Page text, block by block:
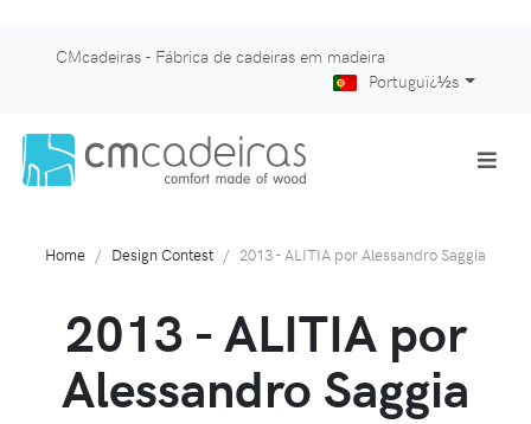
CMcadeiras - Fábrica de cadeiras em madeira
Portuguï¿½s
Home Design Contest 2013 - ALITIA por Alessandro Saggia
2013 - ALITIA por
Alessandro Saggia